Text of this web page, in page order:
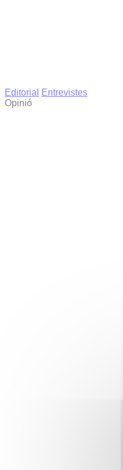
Editorial
Entrevistes
Opinió